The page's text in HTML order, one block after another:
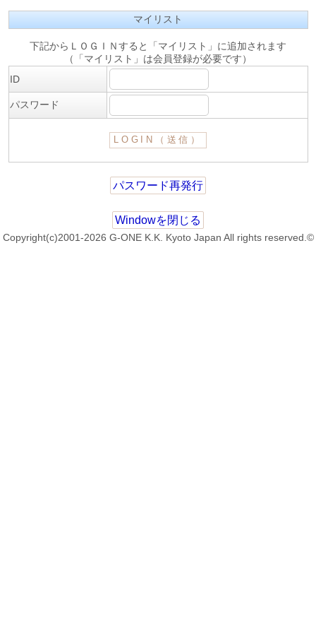
マイリスト
下記からＬＯＧＩＮすると「マイリスト」に追加されます
（「マイリスト」は会員登録が必要です）
ID
パスワード
パスワード再発行
Windowを閉じる
Copyright(c)2001-2026 G-ONE K.K. Kyoto Japan All rights reserved.©